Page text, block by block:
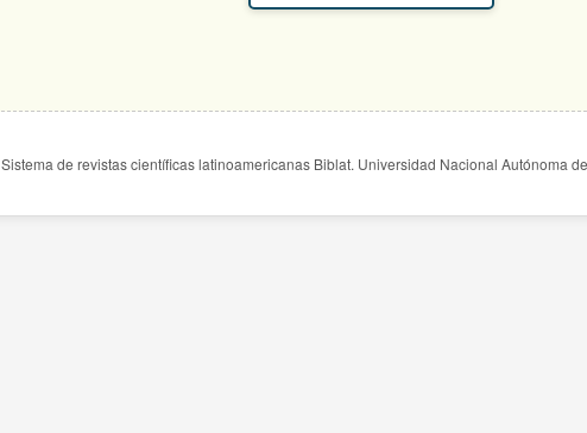
Sistema de revistas científicas latinoamericanas Biblat. Universidad Nacional Autónoma